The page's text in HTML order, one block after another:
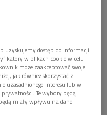
uzyskujemy dostęp do informacji
w plikach cookie w celu
może zaakceptować swoje
jak również skorzystać z
uzasadnionego interesu lub w
Te wybory będą
miały wpływu na dane